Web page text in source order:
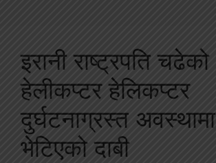
इरानी राष्ट्रपति चढेको
हेलीकप्टर हेलिकप्टर
दुर्घटनाग्रस्त अवस्थामा
भेटिएको दाबी